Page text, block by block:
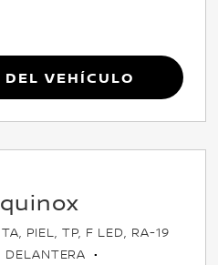
del vehículo
PIEL, TP, F LED, RA-19
DELANTERA